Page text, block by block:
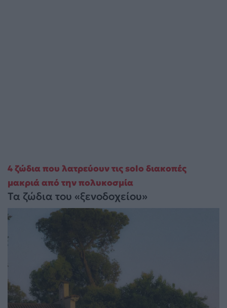
4 ζώδια που λατρεύουν τις solo διακοπές
μακριά από την πολυκοσμία
Τα ζώδια του «ξενοδοχείου»